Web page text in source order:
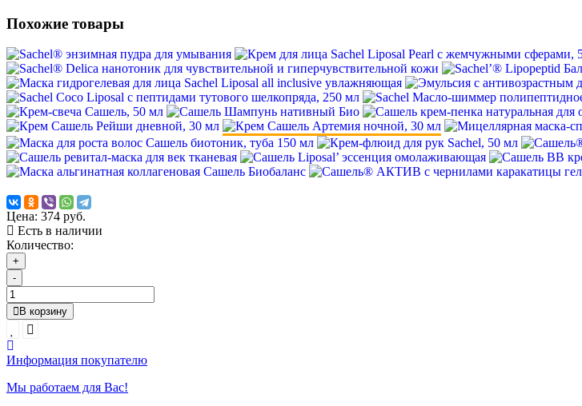
Похожие товары
Цена: 374 руб.
Есть в наличии
Количество:
+
-
В корзину
Информация покупателю
Мы работаем для Вас!